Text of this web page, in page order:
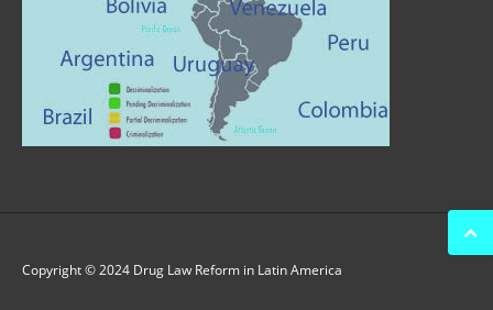
Copyright © 2024 Drug Law Reform in Latin America